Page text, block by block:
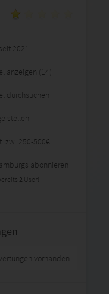
2021
anzeigen (14)
durchsuchen
stellen
zw. 250-500€
abonnieren
2 User!
vorhanden